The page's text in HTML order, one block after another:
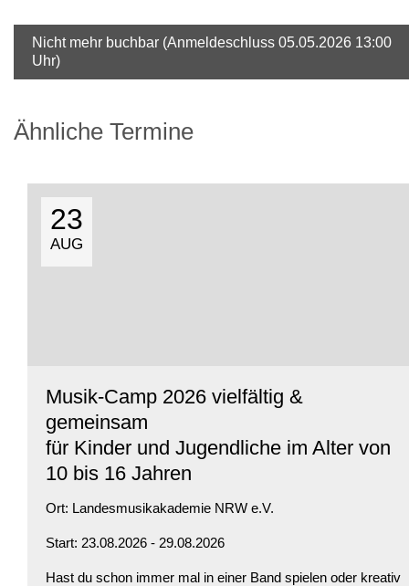
Nicht mehr buchbar (Anmeldeschluss 05.05.2026 13:00
Uhr)
Ähnliche Termine
23
AUG
Musik-Camp 2026 vielfältig &
gemeinsam
für Kinder und Jugendliche im Alter von
10 bis 16 Jahren
Ort: Landesmusikakademie NRW e.V.
Start: 23.08.2026 - 29.08.2026
Hast du schon immer mal in einer Band spielen oder kreativ